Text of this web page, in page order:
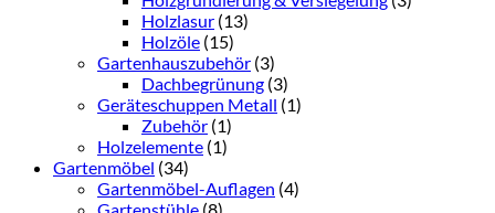
Holzlasur (13)
Holzöle (15)
Gartenhauszubehör (3)
Dachbegrünung (3)
Geräteschuppen Metall (1)
Zubehör (1)
Holzelemente (1)
Gartenmöbel (34)
Gartenmöbel-Auflagen (4)